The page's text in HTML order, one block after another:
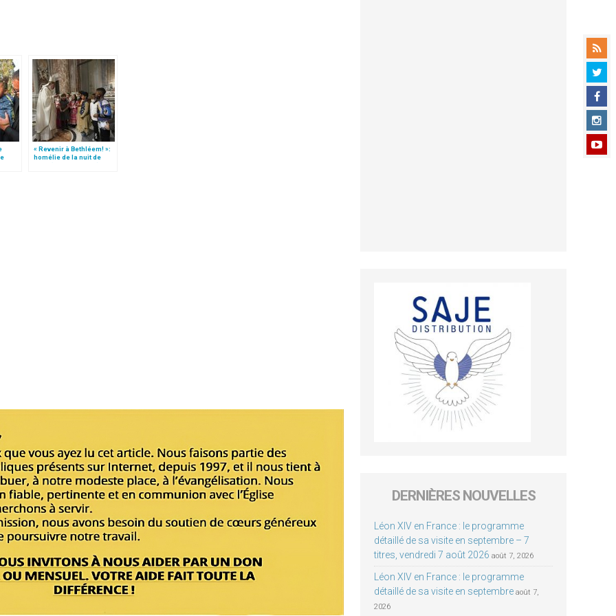
« Revenir à Bethléem! »:
homélie de la nuit de
Noël (texte complet)
DERNIÈRES NOUVELLES
Léon XIV en France : le programme
détaillé de sa visite en septembre – 7
titres, vendredi 7 août 2026 août 7, 2026
Léon XIV en France : le programme
détaillé de sa visite en septembre août 7,
2026